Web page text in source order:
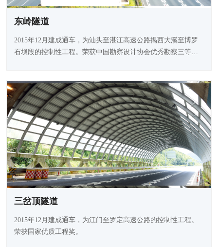
东岭隧道
2015年12月建成通车，为汕头至湛江高速公路揭西大溪至博罗
石坝段的控制性工程。荣获中国勘察设计协会优秀勘察三等
三岔顶隧道
2015年12月建成通车，为江门至罗定高速公路的控制性工程。
荣获国家优质工程奖。